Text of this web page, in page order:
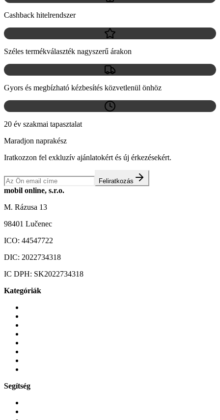
Cashback hitelrendszer
Széles termékválaszték nagyszerű árakon
Gyors és megbízható kézbesítés közvetlenül önhöz
20 év szakmai tapasztalat
Maradjon naprakész
Iratkozzon fel exkluzív ajánlatokért és új érkezésekért.
Feliratkozás
mobil online, s.r.o.
M. Rázusa 13
98401 Lučenec
ICO: 44547722
DIC: 2022734318
IC DPH: SK2022734318
Kategóriák
Segítség